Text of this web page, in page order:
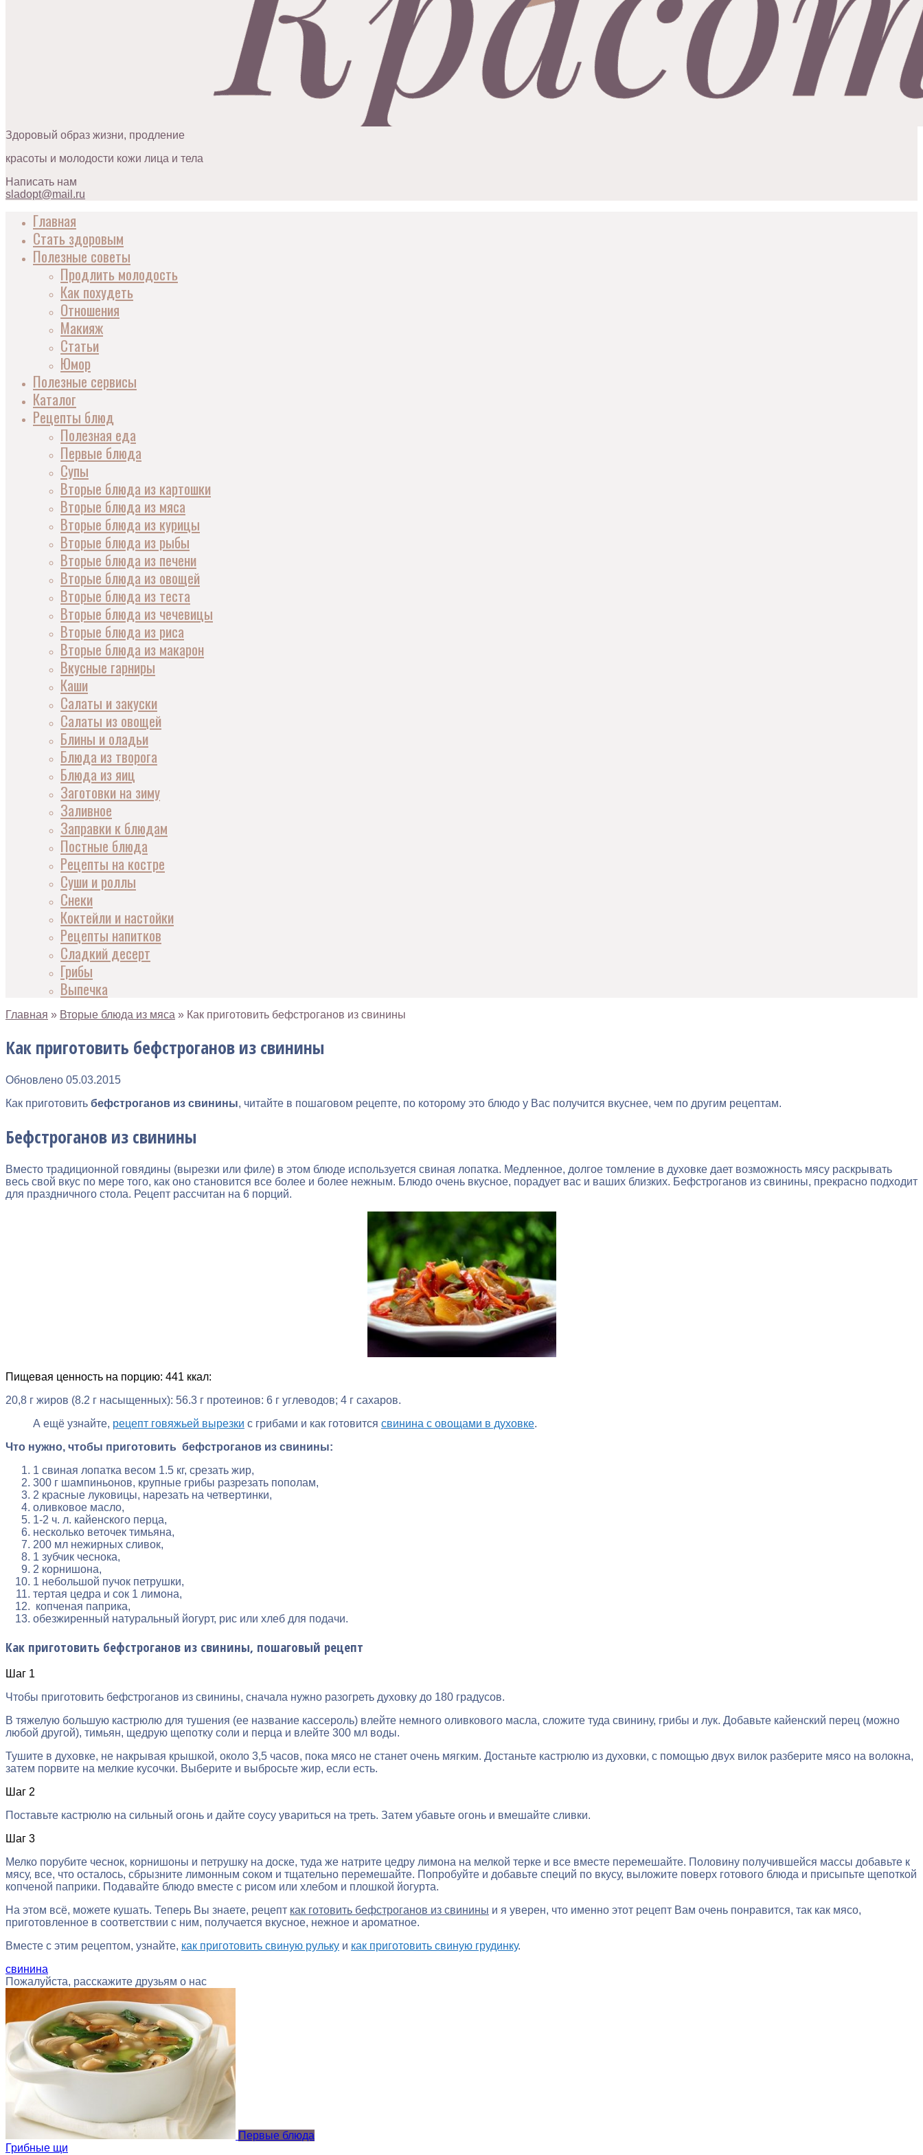
Здоровый образ жизни, продление
красоты и молодости кожи лица и тела
Написать нам
sladopt@mail.ru
Главная
Стать здоровым
Полезные советы
Продлить молодость
Как похудеть
Отношения
Макияж
Статьи
Юмор
Полезные сервисы
Каталог
Рецепты блюд
Полезная еда
Первые блюда
Супы
Вторые блюда из картошки
Вторые блюда из мяса
Вторые блюда из курицы
Вторые блюда из рыбы
Вторые блюда из печени
Вторые блюда из овощей
Вторые блюда из теста
Вторые блюда из чечевицы
Вторые блюда из риса
Вторые блюда из макарон
Вкусные гарниры
Каши
Салаты и закуски
Салаты из овощей
Блины и оладьи
Блюда из творога
Блюда из яиц
Заготовки на зиму
Заливное
Заправки к блюдам
Постные блюда
Рецепты на костре
Суши и роллы
Снеки
Коктейли и настойки
Рецепты напитков
Сладкий десерт
Грибы
Выпечка
Главная » Вторые блюда из мяса » Как приготовить бефстроганов из свинины
Как приготовить бефстроганов из свинины
Обновлено 05.03.2015
Как приготовить бефстроганов из свинины, читайте в пошаговом рецепте, по которому это блюдо у Вас получится вкуснее, чем по другим рецептам.
Бефстроганов из свинины
Вместо традиционной говядины (вырезки или филе) в этом блюде используется свиная лопатка. Медленное, долгое томление в духовке дает возможность мясу раскрывать
весь свой вкус по мере того, как оно становится все более и более нежным. Блюдо очень вкусное, порадует вас и ваших близких. Бефстроганов из свинины, прекрасно подходит
для праздничного стола. Рецепт рассчитан на 6 порций.
Пищевая ценность на порцию: 441 ккал:
20,8 г жиров (8.2 г насыщенных): 56.3 г протеинов: 6 г углеводов; 4 г сахаров.
А ещё узнайте, рецепт говяжьей вырезки с грибами и как готовится свинина с овощами в духовке.
Что нужно, чтобы приготовить бефстроганов из свинины:
1 свиная лопатка весом 1.5 кг, срезать жир,
300 г шампиньонов, крупные грибы разрезать пополам,
2 красные луковицы, нарезать на четвертинки,
оливковое масло,
1-2 ч. л. кайенского перца,
несколько веточек тимьяна,
200 мл нежирных сливок,
1 зубчик чеснока,
2 корнишона,
1 небольшой пучок петрушки,
тертая цедра и сок 1 лимона,
копченая паприка,
обезжиренный натуральный йогурт, рис или хлеб для подачи.
Как приготовить бефстроганов из свинины, пошаговый рецепт
Шаг 1
Чтобы приготовить бефстроганов из свинины, сначала нужно разогреть духовку до 180 градусов.
В тяжелую большую кастрюлю для тушения (ее название кассероль) влейте немного оливкового масла, сложите туда свинину, грибы и лук. Добавьте кайенский перец (можно
любой другой), тимьян, щедрую щепотку соли и перца и влейте 300 мл воды.
Тушите в духовке, не накрывая крышкой, около 3,5 часов, пока мясо не станет очень мягким. Достаньте кастрюлю из духовки, с помощью двух вилок разберите мясо на волокна,
затем порвите на мелкие кусочки. Выберите и выбросьте жир, если есть.
Шаг 2
Поставьте кастрюлю на сильный огонь и дайте соусу увариться на треть. Затем убавьте огонь и вмешайте сливки.
Шаг 3
Мелко порубите чеснок, корнишоны и петрушку на доске, туда же натрите цедру лимона на мелкой терке и все вместе перемешайте. Половину получившейся массы добавьте к
мясу, все, что осталось, сбрызните лимонным соком и тщательно перемешайте. Попробуйте и добавьте специй по вкусу, выложите поверх готового блюда и присыпьте щепоткой
копченой паприки. Подавайте блюдо вместе с рисом или хлебом и плошкой йогурта.
На этом всё, можете кушать. Теперь Вы знаете, рецепт как готовить бефстроганов из свинины и я уверен, что именно этот рецепт Вам очень понравится, так как мясо,
приготовленное в соответствии с ним, получается вкусное, нежное и ароматное.
Вместе с этим рецептом, узнайте, как приготовить свиную рульку и как приготовить свиную грудинку.
свинина
Пожалуйста, расскажите друзьям о нас
Первые блюда
Грибные щи